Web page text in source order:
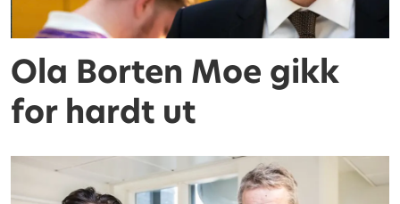
Ola Borten Moe gikk
for hardt ut